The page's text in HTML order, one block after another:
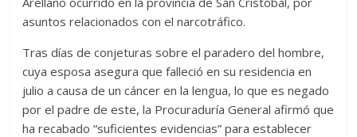
asuntos relacionados con el narcotráfico.
Tras días de conjeturas sobre el paradero del hombre,
cuya esposa asegura que falleció en su residencia en
julio a causa de un cáncer en la lengua, lo que es negado
por el padre de este, la Procuraduría General afirmó que
ha recabado “suficientes evidencias” para establecer